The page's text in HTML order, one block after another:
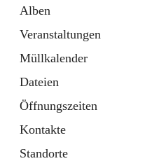
Alben
Veranstaltungen
Müllkalender
Dateien
Öffnungszeiten
Kontakte
Standorte